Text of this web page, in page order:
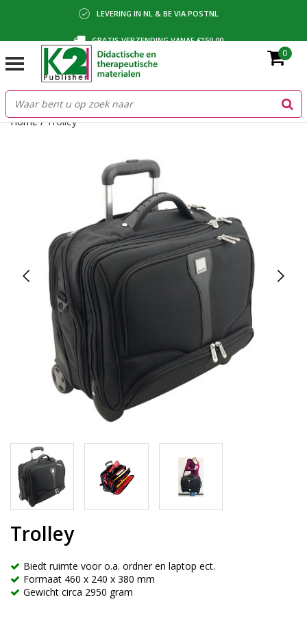
LEVERING IN NL & BE VIA POSTNL
GRATIS VERZENDING VANAF €150,00
BETALING VIA IDEAL, BANCONTACT OF FACTUUR
0
Home/Trolley
Trolley
Biedt ruimte voor o.a. ordner en laptop ect.
Formaat 460 x 240 x 380 mm
Gewicht circa 2950 gram